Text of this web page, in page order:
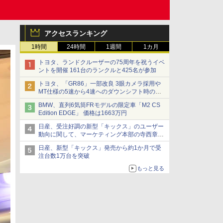
アクセスランキング
1時間 24時間 1週間 1カ月
トヨタ、ランドクルーザーの75周年を祝うイベ
ントを開催 161台のランクルと425名が参加
トヨタ、「GR86」一部改良 3眼カメラ採用や
MT仕様の5速から4速へのダウンシフト時の操
作性向上など
BMW、直列6気筒FRモデルの限定車「M2 CS
Edition EDGE」 価格は1663万円
日産、受注好調の新型「キックス」のユーザー
動向に関して、マーケティング本部の寺西章氏
が解説
日産、新型「キックス」発売から約1か月で受
注台数1万台を突破
もっと見る